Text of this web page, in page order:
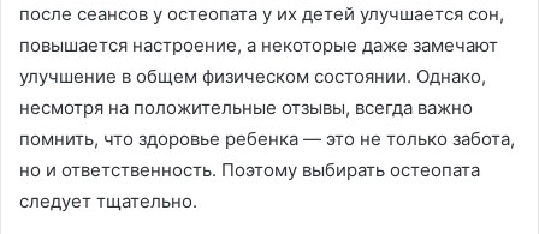
после сеансов у остеопата у их детей улучшается сон,
повышается настроение, а некоторые даже замечают
улучшение в общем физическом состоянии. Однако,
несмотря на положительные отзывы, всегда важно
помнить, что здоровье ребенка — это не только забота,
но и ответственность. Поэтому выбирать остеопата
следует тщательно.